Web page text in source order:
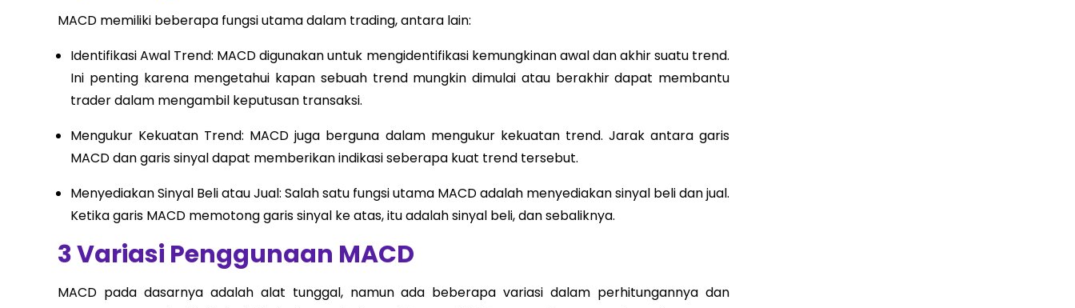
MACD memiliki beberapa fungsi utama dalam trading, antara lain:
Identifikasi Awal Trend: MACD digunakan untuk mengidentifikasi kemungkinan awal dan akhir suatu trend.
Ini penting karena mengetahui kapan sebuah trend mungkin dimulai atau berakhir dapat membantu
trader dalam mengambil keputusan transaksi.
Mengukur Kekuatan Trend: MACD juga berguna dalam mengukur kekuatan trend. Jarak antara garis
MACD dan garis sinyal dapat memberikan indikasi seberapa kuat trend tersebut.
Menyediakan Sinyal Beli atau Jual: Salah satu fungsi utama MACD adalah menyediakan sinyal beli dan jual.
Ketika garis MACD memotong garis sinyal ke atas, itu adalah sinyal beli, dan sebaliknya.
3 Variasi Penggunaan MACD
MACD pada dasarnya adalah alat tunggal, namun ada beberapa variasi dalam perhitungannya dan